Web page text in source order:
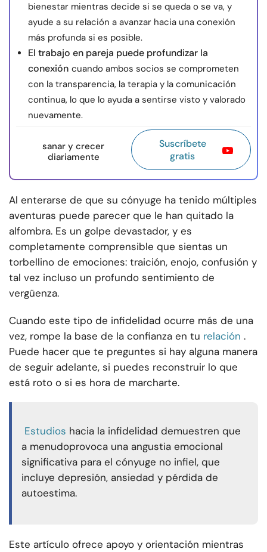
bienestar mientras decide si se queda o se va, y
ayude a su relación a avanzar hacia una conexión
más profunda si es posible.
El trabajo en pareja puede profundizar la
conexión cuando ambos socios se comprometen
con la transparencia, la terapia y la comunicación
continua, lo que lo ayuda a sentirse visto y valorado
nuevamente.
sanar y crecer
diariamente
Suscríbete
gratis
Al enterarse de que su cónyuge ha tenido múltiples
aventuras puede parecer que le han quitado la
alfombra. Es un golpe devastador, y es
completamente comprensible que sientas un
torbellino de emociones: traición, enojo, confusión y
tal vez incluso un profundo sentimiento de
vergüenza.
Cuando este tipo de infidelidad ocurre más de una
vez, rompe la base de la confianza en tu relación .
Puede hacer que te preguntes si hay alguna manera
de seguir adelante, si puedes reconstruir lo que
está roto o si es hora de marcharte.
Estudios hacia la infidelidad demuestren que
a menudoprovoca una angustia emocional
significativa para el cónyuge no infiel, que
incluye depresión, ansiedad y pérdida de
autoestima.
Este artículo ofrece apoyo y orientación mientras